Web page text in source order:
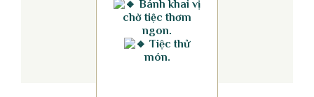
Bánh khai vị
chờ tiệc thơm
ngon.
Tiệc thử
món.